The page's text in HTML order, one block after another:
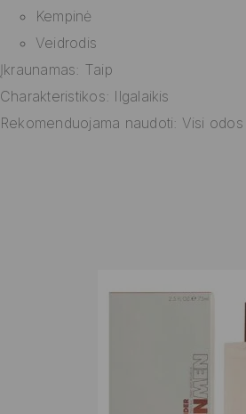
Kempinė
Veidrodis
Įkraunamas: Taip
Charakteristikos: Ilgalaikis
Rekomenduojama naudoti: Visi odos